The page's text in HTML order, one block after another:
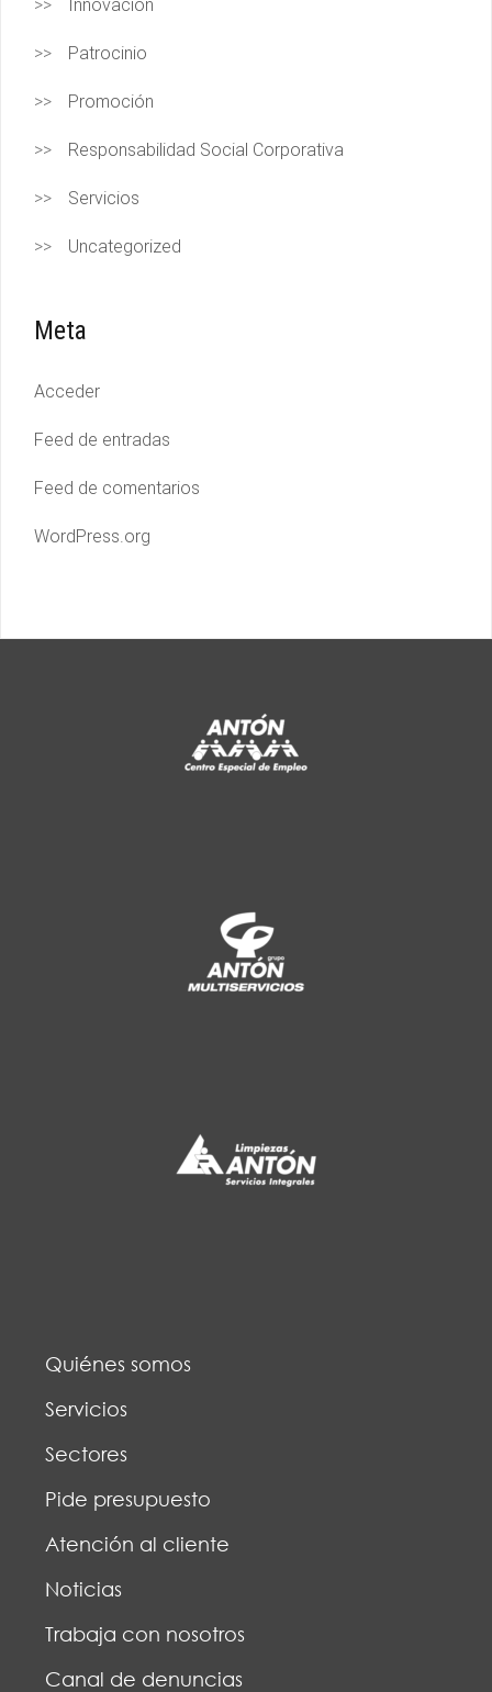
Innovación
Patrocinio
Promoción
Responsabilidad Social Corporativa
Servicios
Uncategorized
Meta
Acceder
Feed de entradas
Feed de comentarios
WordPress.org
Quiénes somos
Servicios
Sectores
Pide presupuesto
Atención al cliente
Noticias
Trabaja con nosotros
Canal de denuncias